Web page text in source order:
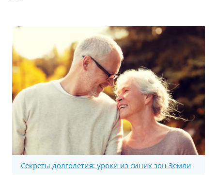
Секреты долголетия: уроки из синих зон Земли